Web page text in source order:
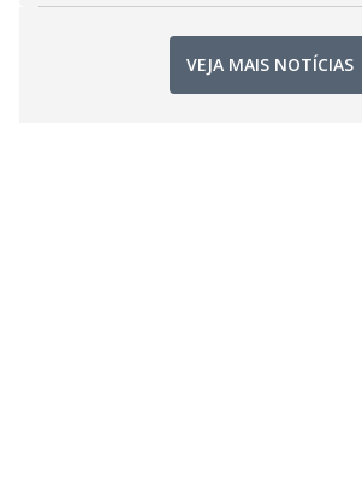
VEJA MAIS NOTÍCIAS